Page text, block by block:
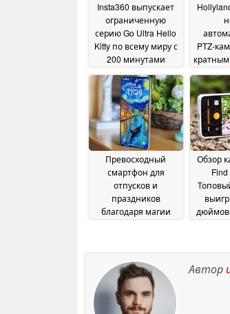
Insta360 выпускает
ограниченную
серию Go Ultra Hello
Kitty по всему миру с
200 минутами
11 June 2026
PTZ-
Превосходный
смартфон для
отпусков и
праздников
благодаря магии
Обзор
Автор